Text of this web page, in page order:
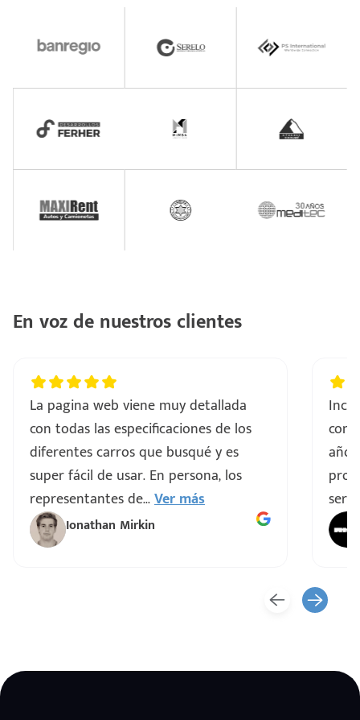
En voz de nuestros clientes
La pagina web viene muy detallada
con todas las especificaciones de los
diferentes carros que busqué y es
super fácil de usar. En persona, los
representantes de...Ver más
Ionathan Mirkin